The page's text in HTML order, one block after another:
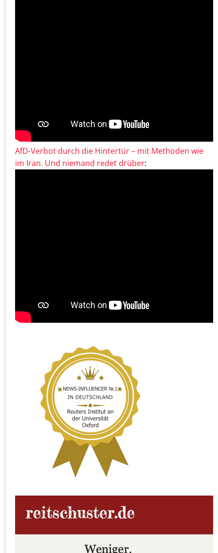
AfD-Verbot durch die Hintertür – mit Methoden wie
im Iran. Und niemand redet drüber: